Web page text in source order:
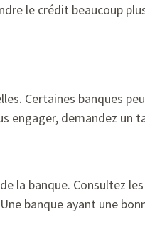
le crédit beaucoup
Certaines banques
demandez un
banque. Consultez
banque ayant une